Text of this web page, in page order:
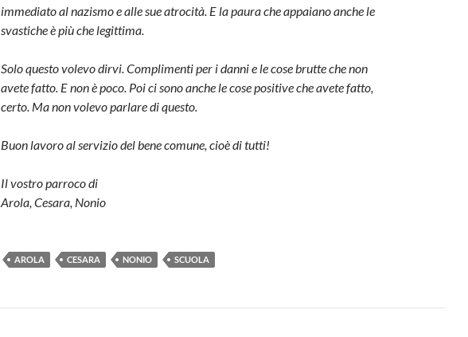
immediato al nazismo e alle sue atrocità. E la paura che appaiano anche le
svastiche è più che legittima.
Solo questo volevo dirvi. Complimenti per i danni e le cose brutte che non
avete fatto. E non è poco. Poi ci sono anche le cose positive che avete fatto,
certo. Ma non volevo parlare di questo.
Buon lavoro al servizio del bene comune, cioè di tutti!
Il vostro parroco di
Arola, Cesara, Nonio
AROLA CESARA NONIO SCUOLA